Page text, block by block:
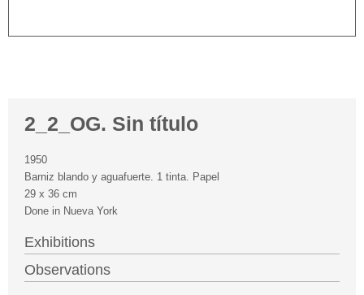
2_2_OG. Sin título
1950
Barniz blando y aguafuerte. 1 tinta. Papel
29 x 36 cm
Done in Nueva York
Exhibitions
Observations